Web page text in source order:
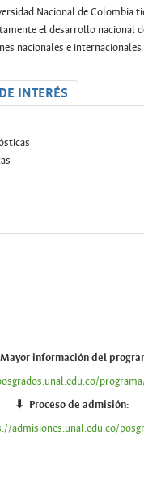
Nacional de
el desarrollo nacional
nacionales e
INTERÉS
información del
⬇ Proceso de admisión:
admisiones.unal.edu.co/